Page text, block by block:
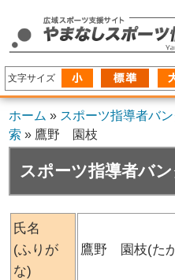
文字サイズ
ホーム » スポーツ指導者バン
索 » 鷹野 園枝
スポーツ指導者バン
氏名
(ふりが
な)
鷹野 園枝(た